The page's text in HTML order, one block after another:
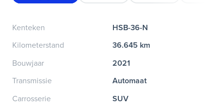
Kenteken
HSB-36-N
Kilometerstand
36.645 km
Bouwjaar
2021
Transmissie
Automaat
Carrosserie
SUV